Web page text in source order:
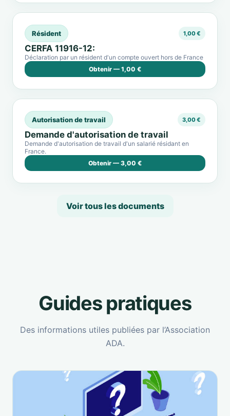
Résident 1,00 €
CERFA 11916-12:
Déclaration par un résident d'un compte ouvert hors de France
Obtenir — 1,00 €
Autorisation de travail 3,00 €
Demande d'autorisation de travail
Demande d'autorisation de travail d'un salarié résidant en
France.
Obtenir — 3,00 €
Voir tous les documents
Guides pratiques
Des informations utiles publiées par l’Association
ADA.